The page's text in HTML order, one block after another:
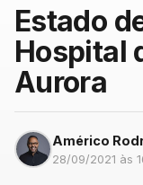
Estado
Hospital
Aurora
Américo
28/09/2021 às